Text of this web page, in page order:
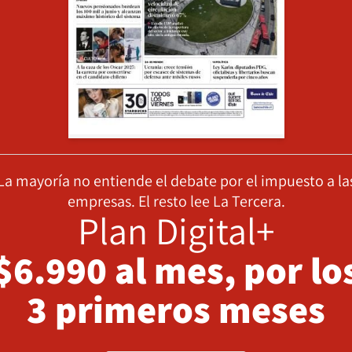
mayoría no entiende el debate por el impuesto a
empresas. El resto lee La Tercera.
Plan Digital+
al mes, por
3 primeros meses